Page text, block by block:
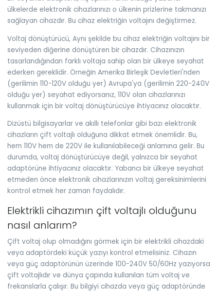
ülkelerde elektronik cihazlarınızı o ülkenin prizlerine takmanızı
sağlayan cihazdır. Bu cihaz elektriğin voltajını değiştirmez.
Voltaj dönüştürücü, Aynı şekilde bu cihaz elektriğin voltajını bir
seviyeden diğerine dönüştüren bir cihazdır. Cihazınızın
tasarlandığından farklı voltaja sahip olan bir ülkeye seyahat
ederken gereklidir. Örneğin Amerika Birleşik Devletleri'nden
(gerilimin 110-120V olduğu yer) Avrupa'ya (gerilimin 220-240V
olduğu yer) seyahat ediyorsanız, 110V olan cihazlarınızı
kullanmak için bir voltaj dönüştürücüye ihtiyacınız olacaktır.
Dizüstü bilgisayarlar ve akıllı telefonlar gibi bazı elektronik
cihazların çift voltajlı olduğuna dikkat etmek önemlidir. Bu,
hem 110V hem de 220V ile kullanılabileceği anlamına gelir. Bu
durumda, voltaj dönüştürücüye değil, yalnızca bir seyahat
adaptörüne ihtiyacınız olacaktır. Yabancı bir ülkeye seyahat
etmeden önce elektronik cihazlarınızın voltaj gereksinimlerini
kontrol etmek her zaman faydalıdır.
Elektrikli cihazımın çift voltajlı olduğunu
nasıl anlarım?
Çift voltaj olup olmadığını görmek için bir elektrikli cihazdaki
veya adaptördeki küçük yazıyı kontrol etmelisiniz. Cihazın
veya güç adaptörünün üzerinde 100-240V 50/60Hz yazıyorsa
çift voltajlıdır ve dünya çapında kullanılan tüm voltaj ve
frekanslarla çalışır. Bu bilgiyi cihazda veya güç adaptöründe